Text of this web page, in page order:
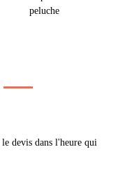
devis dans l'heure qui